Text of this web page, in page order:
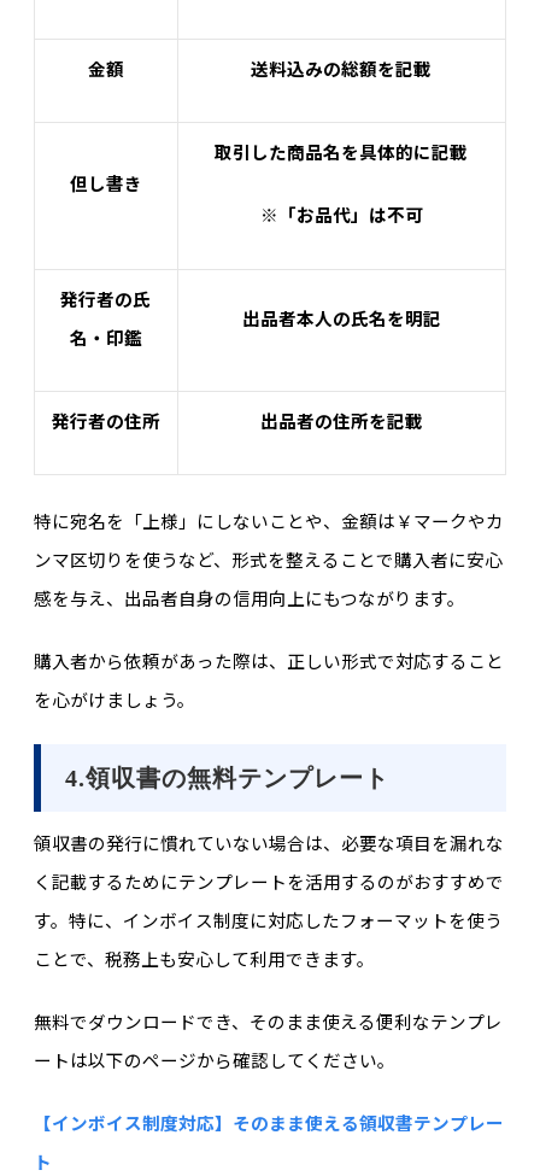
金額 送料込みの総額を記載
但し書き
取引した商品名を具体的に記載
※「お品代」は不可
発行者の氏
名・印鑑
出品者本人の氏名を明記
発行者の住所 出品者の住所を記載
特に宛名を「上様」にしないことや、金額は￥マークやカ
ンマ区切りを使うなど、形式を整えることで購入者に安心
感を与え、出品者自身の信用向上にもつながります。
購入者から依頼があった際は、正しい形式で対応すること
を心がけましょう。
4.領収書の無料テンプレート
領収書の発行に慣れていない場合は、必要な項目を漏れな
く記載するためにテンプレートを活用するのがおすすめで
す。特に、インボイス制度に対応したフォーマットを使う
ことで、税務上も安心して利用できます。
無料でダウンロードでき、そのまま使える便利なテンプレ
ートは以下のページから確認してください。
【インボイス制度対応】そのまま使える領収書テンプレー
ト